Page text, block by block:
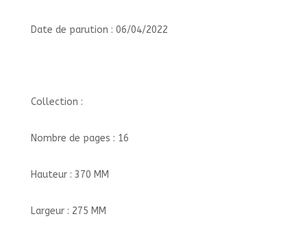
Date de parution : 06/04/2022
Collection :
Nombre de pages : 16
Hauteur : 370 MM
Largeur : 275 MM